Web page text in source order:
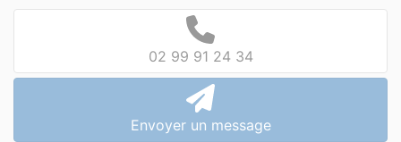
02 99 91 24 34
Envoyer un message